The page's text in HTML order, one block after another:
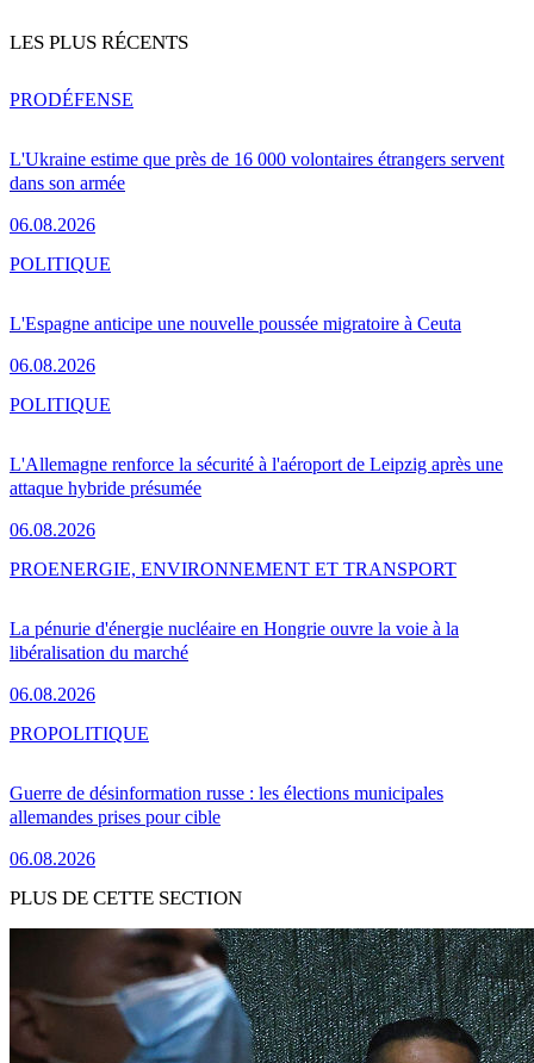
LES PLUS RÉCENTS
L'Ukraine estime que près de 16 000 volontaires étrangers servent
dans son armée
06.08.2026
PRODÉFENSE
L'Espagne anticipe une nouvelle poussée migratoire à Ceuta
06.08.2026
POLITIQUE
L'Allemagne renforce la sécurité à l'aéroport de Leipzig après une
attaque hybride présumée
06.08.2026
POLITIQUE
La pénurie d'énergie nucléaire en Hongrie ouvre la voie à la
libéralisation du marché
06.08.2026
PROENERGIE, ENVIRONNEMENT ET TRANSPORT
Guerre de désinformation russe : les élections municipales
allemandes prises pour cible
06.08.2026
PROPOLITIQUE
PLUS DE CETTE SECTION